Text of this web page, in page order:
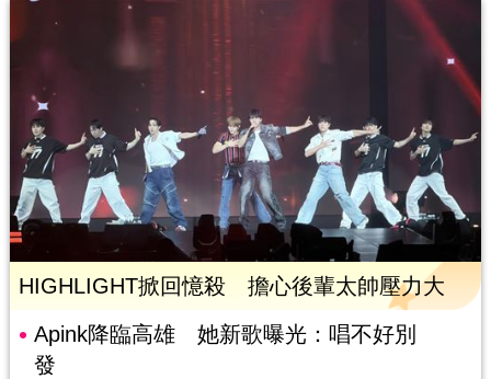
HIGHLIGHT掀回憶殺 擔心後輩太帥壓力大
Apink降臨高雄 她新歌曝光：唱不好別
發